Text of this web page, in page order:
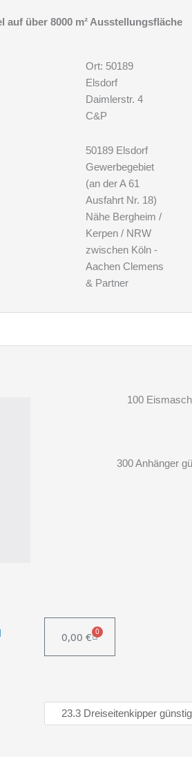
auf über 8000 m² Ausstellungsfläche
Ort: 50189
Elsdorf
Daimlerstr. 4
C&P
50189 Elsdorf
Gewerbegebiet
(an der A 61
Ausfahrt Nr. 18)
Nähe Bergheim /
Kerpen / NRW
zwischen Köln -
Aachen Clemens
& Partner
100
300 Anhänger
0,00 € 0
WARENKORB